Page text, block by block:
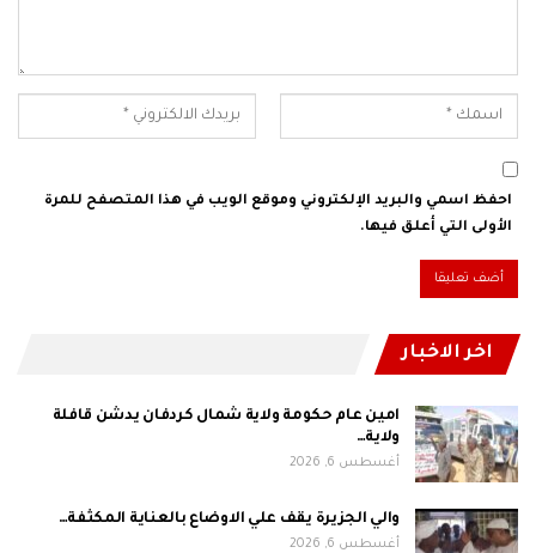
احفظ اسمي والبريد الإلكتروني وموقع الويب في هذا المتصفح للمرة
الأولى التي أعلق فيها.
اخر الاخبار
امين عام حكومة ولاية شمال كردفان يدشن قافلة
ولاية…
أغسطس 6, 2026
والي الجزيرة يقف علي الاوضاع بالعناية المكثفة…
أغسطس 6, 2026